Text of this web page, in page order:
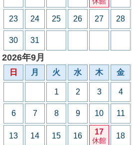
23 24 25 26 27 28
30 31
2026年9月
日 月 火 水 木 金
1 2 3 4
6 7 8 9 10 11
13 14 15 16 17
休館
18